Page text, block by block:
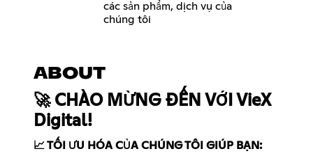
các sản phẩm, dịch vụ của
chúng tôi
ABOUT
🚀 CHÀO MỪNG ĐẾN VỚI VieX
Digital!
📈 TỐI ƯU HÓA CỦA CHÚNG TÔI GIÚP BẠN: